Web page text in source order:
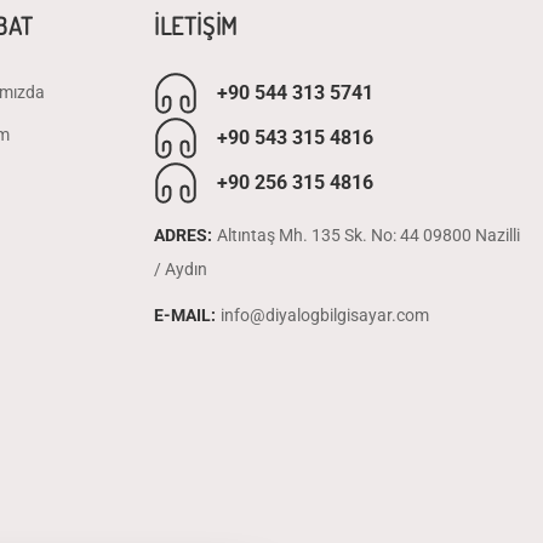
İLETİŞİM
+90 544 313 5741
+90 543 315 4816
+90 256 315 4816
ADRES: Altıntaş Mh. 135 Sk. No: 44 09800 Nazilli
/ Aydın
E-MAIL: info@diyalogbilgisayar.com